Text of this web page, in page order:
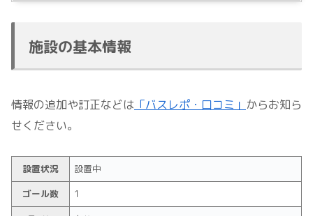
施設の基本情報
情報の追加や訂正などは 「バスレポ・口コミ」 からお知ら
せください。
設置状況
設置中
ゴール数
1